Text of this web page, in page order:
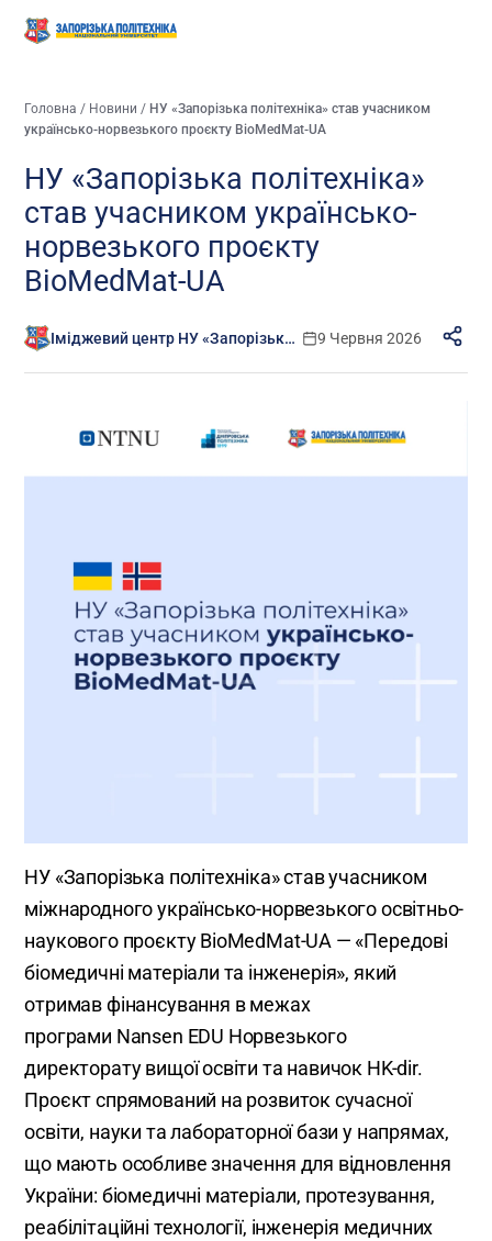
Головна / Новини / НУ «Запорізька політехніка» став учасником
українсько-норвезького проєкту BioMedMat-UA
НУ «Запорізька політехніка»
став учасником українсько-
норвезького проєкту
BioMedMat-UA
Іміджевий центр НУ «Запорізька політехніка» 9 Червня 2026
НУ «Запорізька політехніка» став учасником
міжнародного українсько-норвезького освітньо-
наукового проєкту BioMedMat-UA — «Передові
біомедичні матеріали та інженерія», який
отримав фінансування в межах
програми Nansen EDU Норвезького
директорату вищої освіти та навичок HK-dir.
Проєкт спрямований на розвиток сучасної
освіти, науки та лабораторної бази у напрямах,
що мають особливе значення для відновлення
України: біомедичні матеріали, протезування,
реабілітаційні технології, інженерія медичних